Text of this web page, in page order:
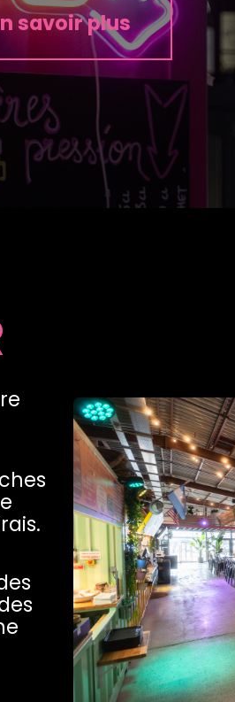
savoir plus